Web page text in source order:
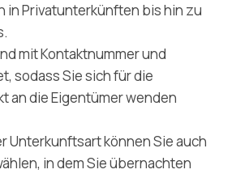
in Privatunterkünften bis hin zu
mit Kontaktnummer und
sodass Sie sich für die
an die Eigentümer wenden
Unterkunftsart können Sie auch
in dem Sie übernachten